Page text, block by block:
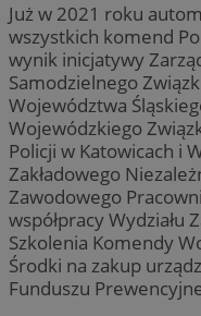
Już w 2021 roku
wszystkich komend
wynik inicjatywy
Samodzielnego
Województwa
Wojewódzkiego
Policji w Katowicach i
Zakładowego
Zawodowego
współpracy Wydziału
Szkolenia Komendy
Środki na zakup
Funduszu